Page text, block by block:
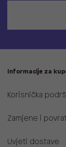
Informacije za
Korisnička
Zamjene i
Uvjeti dostave